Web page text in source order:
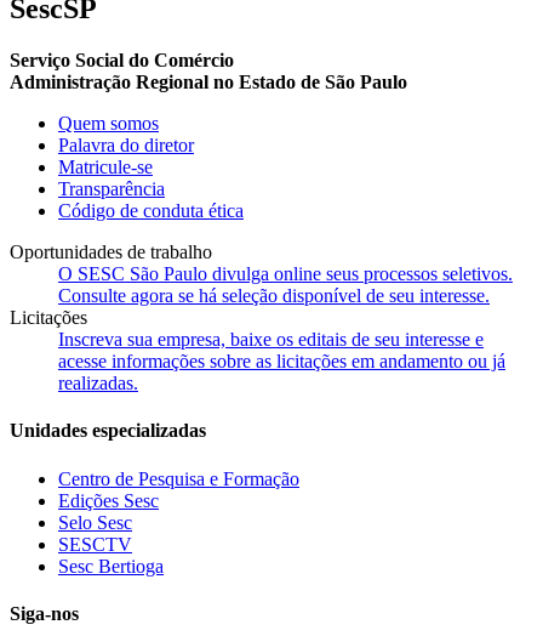
SescSP
Serviço Social do Comércio
Administração Regional no Estado de São Paulo
Quem somos
Palavra do diretor
Matricule-se
Transparência
Código de conduta ética
Oportunidades de trabalho
O SESC São Paulo divulga online seus processos seletivos.
Consulte agora se há seleção disponível de seu interesse.
Licitações
Inscreva sua empresa, baixe os editais de seu interesse e
acesse informações sobre as licitações em andamento ou já
realizadas.
Unidades especializadas
Centro de Pesquisa e Formação
Edições Sesc
Selo Sesc
SESCTV
Sesc Bertioga
Siga-nos